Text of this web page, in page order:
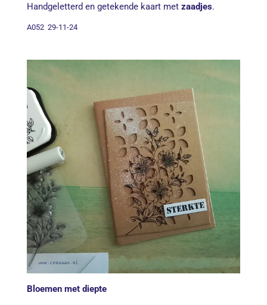
Handgeletterd en getekende kaart met zaadjes.
A052 29-11-24
Bloemen met diepte